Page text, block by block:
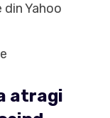
Yahoo
atragi